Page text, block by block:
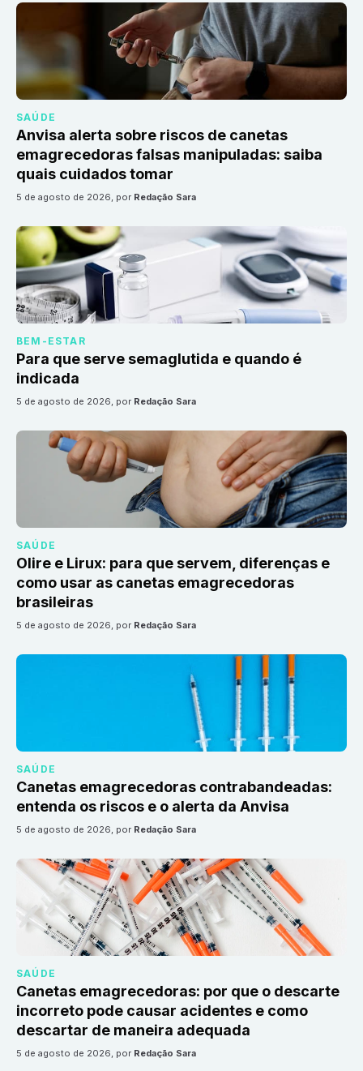
SAÚDE
Anvisa alerta sobre riscos de canetas
emagrecedoras falsas manipuladas: saiba
quais cuidados tomar
5 de agosto de 2026, por Redação Sara
BEM-ESTAR
Para que serve semaglutida e quando é
indicada
5 de agosto de 2026, por Redação Sara
SAÚDE
Olire e Lirux: para que servem, diferenças e
como usar as canetas emagrecedoras
brasileiras
5 de agosto de 2026, por Redação Sara
SAÚDE
Canetas emagrecedoras contrabandeadas:
entenda os riscos e o alerta da Anvisa
5 de agosto de 2026, por Redação Sara
SAÚDE
Canetas emagrecedoras: por que o descarte
incorreto pode causar acidentes e como
descartar de maneira adequada
5 de agosto de 2026, por Redação Sara